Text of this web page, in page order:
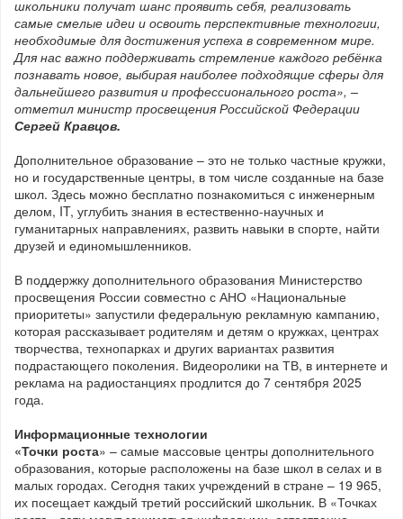
школьники получат шанс проявить себя, реализовать
самые смелые идеи и освоить перспективные технологии,
необходимые для достижения успеха в современном мире.
Для нас важно поддерживать стремление каждого ребёнка
познавать новое, выбирая наиболее подходящие сферы для
дальнейшего развития и профессионального роста», –
отметил министр просвещения Российской Федерации
Сергей Кравцов.
Дополнительное образование – это не только частные кружки,
но и государственные центры, в том числе созданные на базе
школ. Здесь можно бесплатно познакомиться с инженерным
делом, IT, углубить знания в естественно-научных и
гуманитарных направлениях, развить навыки в спорте, найти
друзей и единомышленников.
В поддержку дополнительного образования Министерство
просвещения России совместно с АНО «Национальные
приоритеты» запустили федеральную рекламную кампанию,
которая рассказывает родителям и детям о кружках, центрах
творчества, технопарках и других вариантах развития
подрастающего поколения. Видеоролики на ТВ, в интернете и
реклама на радиостанциях продлится до 7 сентября 2025
года.
Информационные технологии
«Точки роста» – самые массовые центры дополнительного
образования, которые расположены на базе школ в селах и в
малых городах. Сегодня таких учреждений в стране – 19 965,
их посещает каждый третий российский школьник. В «Точках